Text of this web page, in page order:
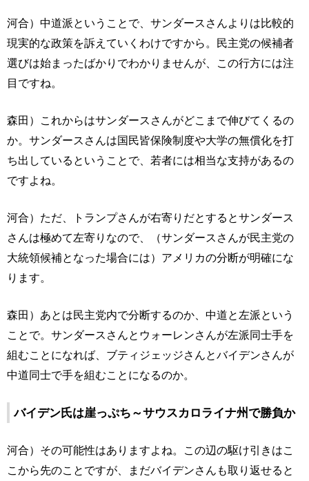
河合）中道派ということで、サンダースさんよりは比較的
現実的な政策を訴えていくわけですから。民主党の候補者
選びは始まったばかりでわかりませんが、この行方には注
目ですね。
森田）これからはサンダースさんがどこまで伸びてくるの
か。サンダースさんは国民皆保険制度や大学の無償化を打
ち出しているということで、若者には相当な支持があるの
ですよね。
河合）ただ、トランプさんが右寄りだとするとサンダース
さんは極めて左寄りなので、（サンダースさんが民主党の
大統領候補となった場合には）アメリカの分断が明確にな
ります。
森田）あとは民主党内で分断するのか、中道と左派という
ことで。サンダースさんとウォーレンさんが左派同士手を
組むことになれば、ブティジェッジさんとバイデンさんが
中道同士で手を組むことになるのか。
バイデン氏は崖っぷち～サウスカロライナ州で勝負か
河合）その可能性はありますよね。この辺の駆け引きはこ
こから先のことですが、まだバイデンさんも取り返せると